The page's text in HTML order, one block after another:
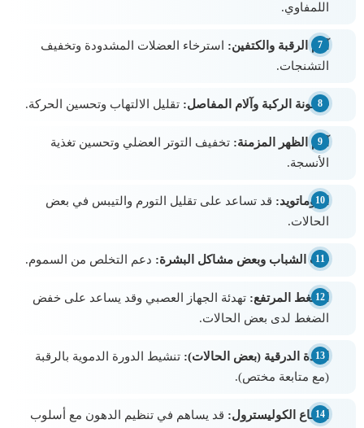
اللمفاوي.
آلام الرقبة والكتفين: استرخاء العضلات المشدودة وتخفيف
التشنجات.
خشونة الركبة وآلام المفاصل: تقليل الالتهاب وتحسين الحركة.
آلام الظهر المزمنة: تخفيف التوتر العضلي وتحسين تغذية
الأنسجة.
الروماتويد: قد تساعد على تقليل التورم والتيبس في بعض
الحالات.
حب الشباب وبعض مشاكل البشرة: دعم التخلص من السموم.
الضغط المرتفع: تهدئة الجهاز العصبي وقد يساعد على خفض
الضغط لدى بعض الحالات.
الغدة الدرقية (بعض الحالات): تنشيط الدورة الدموية بالرقبة
(مع متابعة مختص).
ارتفاع الكوليسترول: قد يساهم في تنظيم الدهون مع أسلوب